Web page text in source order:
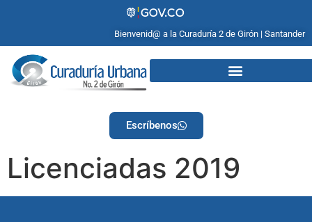
Bienvenid@ a la Curaduría 2 de Girón | Santander
Escríbenos
Licenciadas 2019